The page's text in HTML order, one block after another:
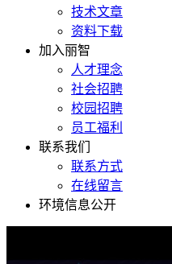
技术文章
资料下载
加入丽智
人才理念
社会招聘
校园招聘
员工福利
联系我们
联系方式
在线留言
环境信息公开